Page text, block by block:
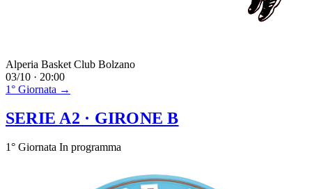
Alperia Basket Club Bolzano
03/10 · 20:00
1° Giornata →
SERIE A2 · GIRONE B
1° Giornata In programma